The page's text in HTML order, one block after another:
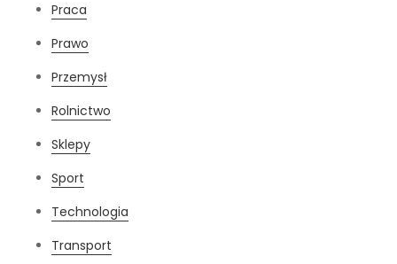
Praca
Prawo
Przemysł
Rolnictwo
Sklepy
Sport
Technologia
Transport